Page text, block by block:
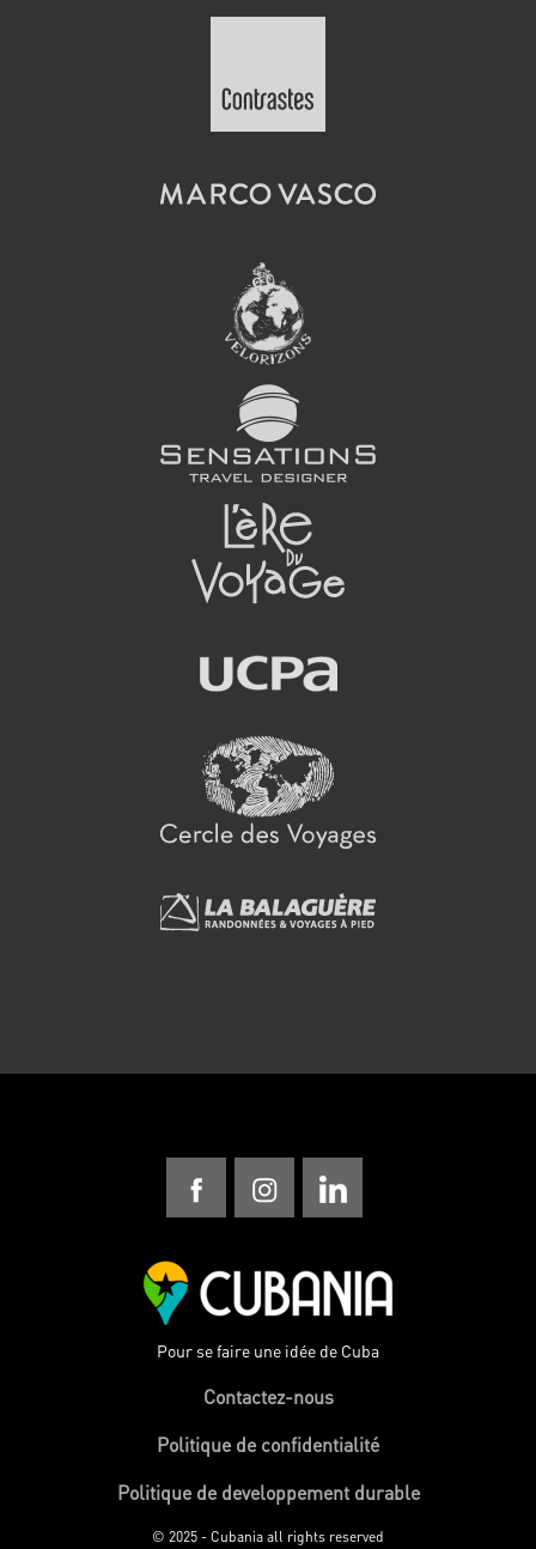
Pour se faire une idée de Cuba
Contactez-nous
Politique de confidentialité
Politique de developpement durable
© 2025 - Cubania all rights reserved